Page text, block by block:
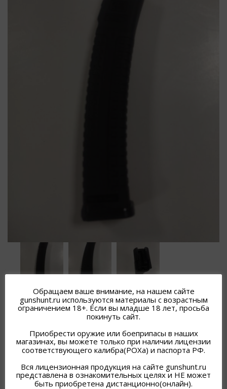
МАГАЗИН САЙГА 9Х19 PUF GUN (ЧЕРНЫЙ)
1 300₽
Обращаем ваше внимание, на нашем сайте
gunshunt.ru используются материалы с возрастным
ограничением 18+. Если вы младше 18 лет, просьба
покинуть сайт.
Приобрести оружие или боеприпасы в наших
магазинах, вы можете только при наличии лицензии
соответствующего калибра(РОХа) и паспорта РФ.
Вся лицензионная продукция на сайте gunshunt.ru
представлена в ознакомительных целях и НЕ может
быть приобретена дистанционно(онлайн).